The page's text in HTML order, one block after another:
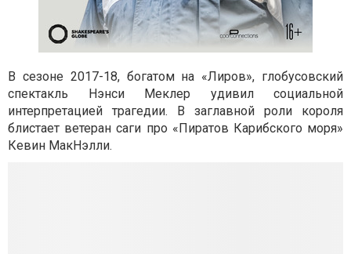
В сезоне 2017-18, богатом на «Лиров», глобусовский
спектакль Нэнси Меклер удивил социальной
интерпретацией трагедии. В заглавной роли короля
блистает ветеран саги про «Пиратов Карибского моря»
Кевин МакНэлли.